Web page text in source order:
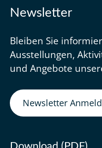
Newsletter
Bleiben Sie
Ausstellungen,
und Angebote
Newsletter